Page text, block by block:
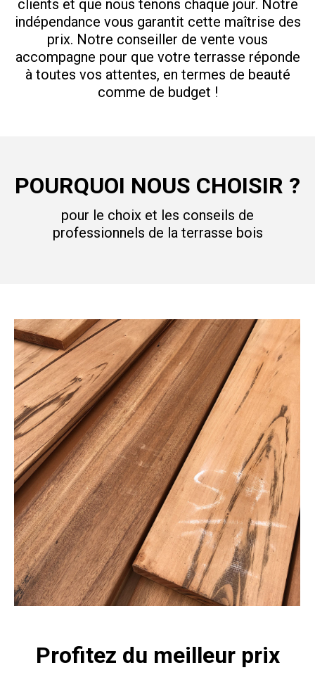
clients et que nous tenons chaque jour. Notre
indépendance vous garantit cette maîtrise des
prix. Notre conseiller de vente vous
accompagne pour que votre terrasse réponde
à toutes vos attentes, en termes de beauté
comme de budget !
POURQUOI NOUS CHOISIR ?
pour le choix et les conseils de
professionnels de la terrasse bois
Profitez du meilleur prix